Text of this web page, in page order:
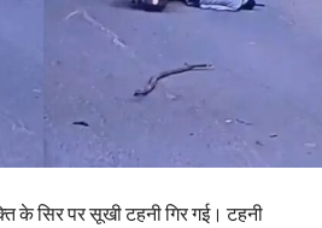
के सिर पर सूखी टहनी गिर गई। टहनी